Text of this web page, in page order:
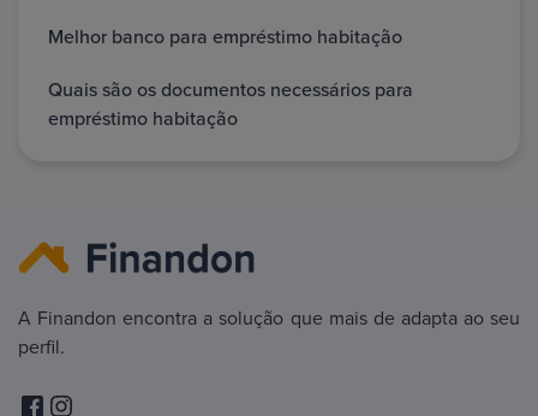
Melhor banco para empréstimo habitação
Quais são os documentos necessários para
empréstimo habitação
A Finandon encontra a solução que mais de adapta ao seu
perfil.